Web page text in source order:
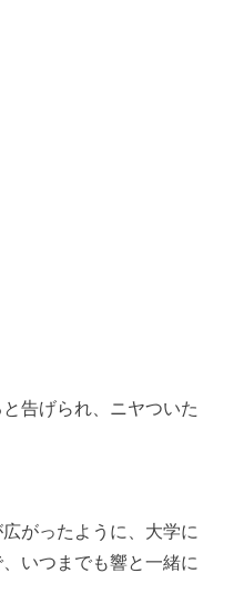
告げられ、ニヤついた
がったように、大学に
いつまでも響と一緒に